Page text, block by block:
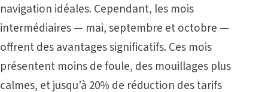
navigation idéales. Cependant, les mois
intermédiaires — mai, septembre et octobre —
offrent des avantages significatifs. Ces mois
présentent moins de foule, des mouillages plus
calmes, et jusqu’à 20% de réduction des tarifs